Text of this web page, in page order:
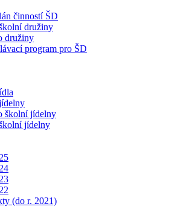
činností ŠD
družiny
družiny
program pro ŠD
školní jídelny
jídelny
(do r. 2021)